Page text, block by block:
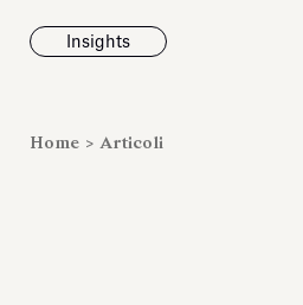
Insights
Home > Articoli